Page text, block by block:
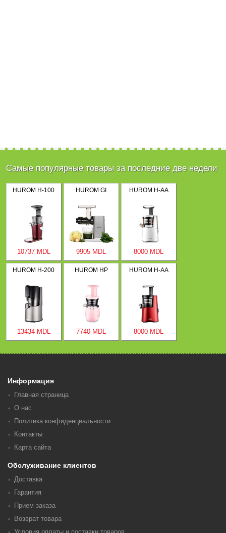
Самые популярные товары за последние две недели
HUROM H-100
10737 MDL
HUROM GI
9905 MDL
HUROM H-AA
8000 MDL
HUROM H-200
13434 MDL
HUROM HP
7740 MDL
HUROM H-AA
8000 MDL
Информация
Главная страница
О нас
Политика конфиденциальности
Контакты
Карта сайта
Обслуживание клиентов
Доставка
Гарантия
Прием заказа
Возврат товара